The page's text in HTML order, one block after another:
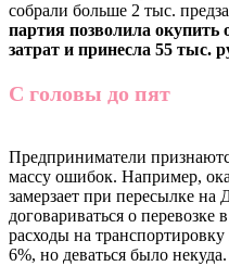
собрали больше 2 тыс.
партия позволила окупить
затрат и принесла 55 тыс.
С головы до пят
Предприниматели
массу ошибок. Например,
замерзает при пересылке
договариваться о
расходы на
6%, но деваться было некуда.